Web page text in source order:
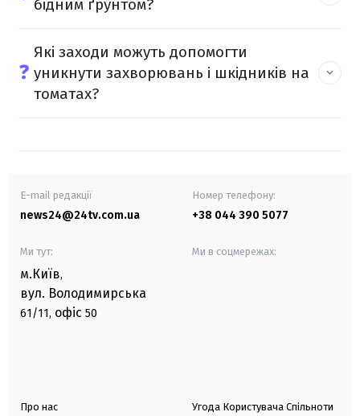
бідним ґрунтом?
❓
Які заходи можуть допомогти
уникнути захворювань і шкідників на
томатах?
E-mail редакції
news24@24tv.com.ua
Номер телефону:
+38 044 390 5077
Ми тут:
м.Київ,
вул. Володимирська
61/11, офіс 50
Ми в соцмережах:
Про нас Угода Користувача Спільноти